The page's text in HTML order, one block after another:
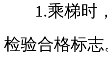
1.乘梯时
检验合格标